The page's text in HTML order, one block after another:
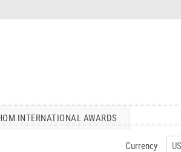
INTERNATIONAL AWARDS
Currency